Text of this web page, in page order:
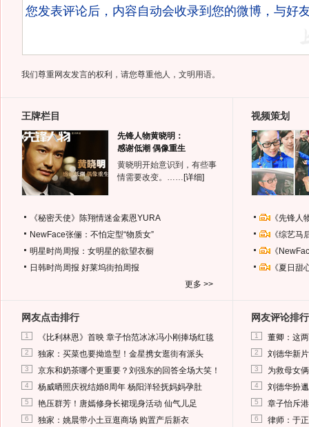
我们尊重网友发言的权利，请您尊重他人，文明用语。
王牌栏目
先锋人物黄晓明：
感谢低潮 偶像重生
黄晓明开始意识到，有些事
情需要改变。…… [详细]
《秘密天使》陈翔情迷金素恩YURA
NewFace张俪：不怕定型“物质女”
明星时尚周报：女明星的欲望衣橱
日韩时尚周报 好莱坞街拍周报
更多 >>
视频策划
《先锋
《综艺
《
《夏日
网友点击排行
1 《比利林恩》首映 章子怡范冰冰冯小刚捧场红毯
2 独家：买菜也要拗造型！金星携女逛街有派头
3 京东和奶茶哪个更重要？刘强东的回答全场大笑！
4 杨威晒照庆祝结婚8周年 杨阳洋轻抚妈妈孕肚
5 艳压群芳！唐嫣修身长裙现身活动 仙气儿足
6 独家：姚晨带小土豆逛商场 购置产后新衣
网友评论排行
1 董卿：这
2 刘德华新
3 为救母女
4 刘德华扮
5 章子怡斥
6 律师：于